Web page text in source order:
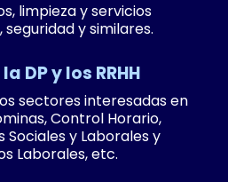
limpieza y servicios
y similares.
DP y los RRHH
sectores interesadas en
Control Horario,
Sociales y Laborales y
Laborales, etc.